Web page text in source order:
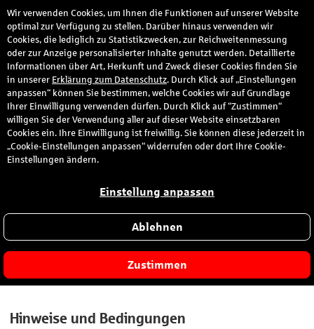
OBI
Haus & Garten
Beschreibung
Sie bauen, tüffteln und renovieren in den eigenen vier Wänden
mit OBI und shoppen Sie alles online, was Sie für Ihr nächstes
Werkstoffe, Farben, Sanitärprodukte, Pflanzen – das umfangreiche
Sortiment erfüllt Ihnen alle Wünsche!
Hinweise und Bedingungen
Wir verwenden Cookies, um Ihnen die Funktionen auf unserer Website
optimal zur Verfügung zu stellen. Darüber hinaus verwenden wir
Cookies, die lediglich zu Statistikzwecken, zur Reichweitenmessung
oder zur Anzeige personalisierter Inhalte genutzt werden. Detaillierte
Informationen über Art, Herkunft und Zweck dieser Cookies finden Sie
in unserer Erklärung zum Datenschutz. Durch Klick auf „Einstellungen
anpassen“ können Sie bestimmen, welche Cookies wir auf Grundlage
Ihrer Einwilligung verwenden dürfen. Durch Klick auf “Zustimmen“
willigen Sie der Verwendung aller auf dieser Website einsetzbaren
Cookies ein. Ihre Einwilligung ist freiwillig. Sie können diese jederzeit in
„Cookie-Einstellungen anpassen“ widerrufen oder dort Ihre Cookie-
Einstellungen ändern.
Einstellung anpassen
Ablehnen
Zustimmen